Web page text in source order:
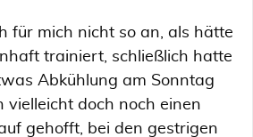
für mich nicht so an, als hätte
trainiert, schließlich hatte
Abkühlung am Sonntag
vielleicht doch noch einen
gehofft, bei den gestrigen